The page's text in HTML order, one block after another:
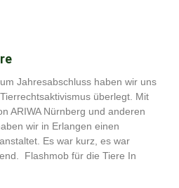
Jahresabschluss haben wir uns
überlegt. Mit
ARIWA Nürnberg und anderen
wir in Erlangen einen
Es war kurz, es war
Flashmob für die Tiere In